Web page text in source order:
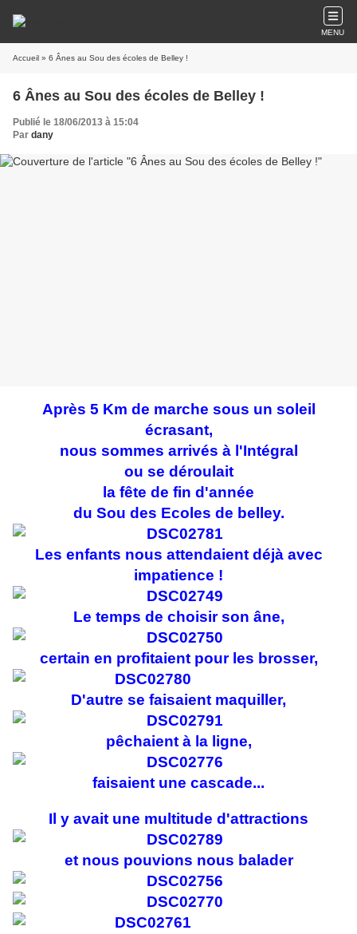
MENU
Accueil » 6 Ânes au Sou des écoles de Belley !
6 Ânes au Sou des écoles de Belley !
Publié le 18/06/2013 à 15:04
Par dany
Après 5 Km de marche sous un soleil
écrasant,
nous sommes arrivés à l'Intégral
ou se déroulait
la fête de fin d'année
du Sou des Ecoles de belley.
Les enfants nous attendaient déjà avec
impatience !
Le temps de choisir son âne,
certain en profitaient pour les brosser,
D'autre se faisaient maquiller,
pêchaient à la ligne,
faisaient une cascade...
Il y avait une multitude d'attractions
et nous pouvions nous balader